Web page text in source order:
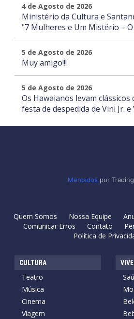
4 de Agosto de 2026
Ministério da Cultura e
"7 Mulheres e Um Mistério –
5 de Agosto de 2026
Muy amigo!!!
5 de Agosto de 2026
Os Hawaianos levam clássicos
festa de despedida de Vini Jr.
Mercados por
Quem Somos Nossa Equipe
Comunicar Erros
Contato
Política de
CULTURA
Teatro
Música
Cinema
Viagem